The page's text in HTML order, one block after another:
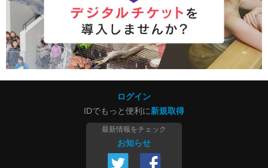
ログイン
IDでもっと便利に新規取得
最新情報をチェック
お知らせ